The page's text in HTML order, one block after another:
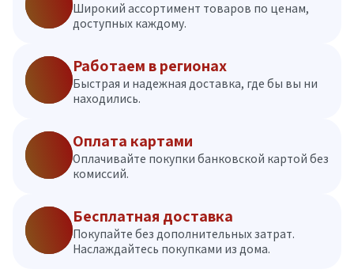
Широкий ассортимент товаров по ценам,
доступных каждому.
Работаем в регионах
Быстрая и надежная доставка, где бы вы ни
находились.
Оплата картами
Оплачивайте покупки банковской картой без
комиссий.
Бесплатная доставка
Покупайте без дополнительных затрат.
Наслаждайтесь покупками из дома.